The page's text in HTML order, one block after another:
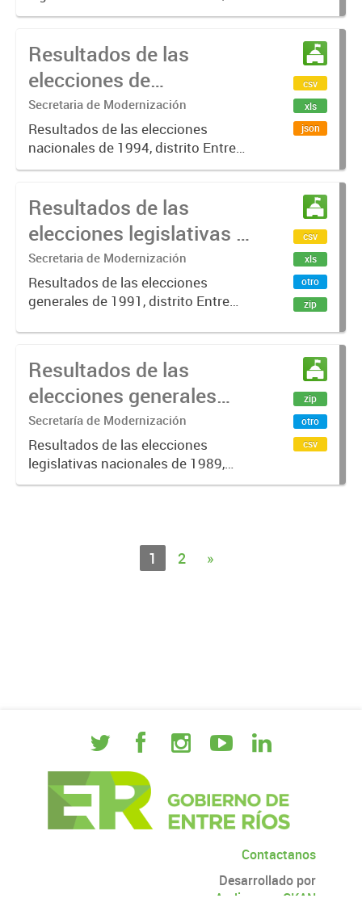
distrito Entre Ríos, donde se
Resultados de las
elecciones de
Convencionales
Constituyentes Entre
Ríos 1994
Secretaria de Modernización
Resultados de las elecciones
nacionales de 1994, distrito Entre
Ríos, donde se eligieron
csv
xls
json
Resultados de las
elecciones legislativas y
generales Entre Ríos
1991
Secretaria de Modernización
Resultados de las elecciones
generales de 1991, distrito Entre
Nacionales, Diputados Nacionales,
provincia y Diputados y
Senadores...
csv
xls
otro
zip
Resultados de las
elecciones generales
Entre Ríos 1989
Secretaría de Modernización
Resultados de las elecciones
legislativas nacionales de 1989,
distrito Entre Ríos, donde se eligió
zip
otro
csv
1 2 »
Contactanos
Desarrollado por
Andino
CKAN